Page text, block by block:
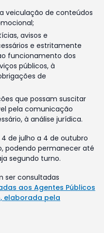
veiculação de conteúdos
avisos e
e estritamente
funcionamento dos
públicos, à
de
que possam suscitar
pela comunicação
à análise jurídica.
de julho a 4 de outubro
podendo permanecer até
segundo turno.
ser consultadas
aos Agentes Públicos
elaborada pela